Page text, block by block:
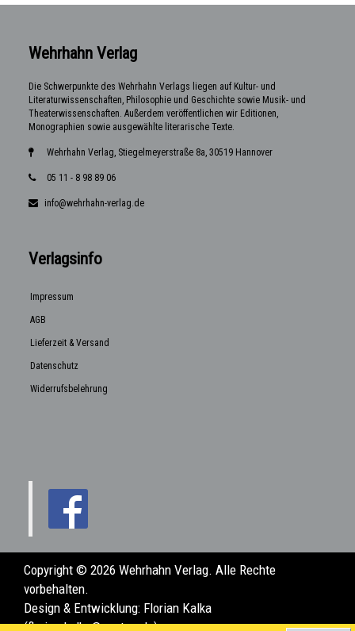
Wehrhahn Verlag
Die Schwerpunkte des Wehrhahn Verlags liegen auf Kultur- und
Literaturwissenschaften, Philosophie und Geschichte sowie Musik- und
Theaterwissenschaften. Außerdem veröffentlichen wir Editionen,
Monographien sowie ausgewählte literarische Texte.
Wehrhahn Verlag, Stiegelmeyerstraße 8a, 30519 Hannover
05 11 - 8 98 89 06
info@wehrhahn-verlag.de
Verlagsinfo
Impressum
AGB
Lieferzeit & Versand
Datenschutz
Widerrufsbelehrung
Copyright © 2026 Wehrhahn Verlag. Alle Rechte
vorbehalten.
Design & Entwicklung: Florian Kalka
(florian.kalka@posteo.de)